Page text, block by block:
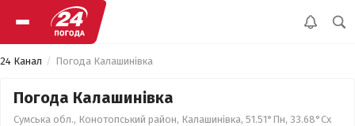
24 Канал Погода Калашинівка
Погода Калашинівка
Сумська обл., Конотопський район, Калашинівка, 51.51°Пн, 33.68°Сх